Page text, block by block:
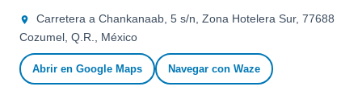
Carretera a Chankanaab, 5 s/n, Zona Hotelera Sur, 77688
Cozumel, Q.R., México
Abrir en Google Maps Navegar con Waze